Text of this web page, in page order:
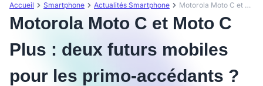
Accueil Smartphone Actualités Smartphone Motorola Moto C et Moto C Plus : deux futurs mobiles pour les primo-accédants ?
Motorola Moto C et Moto C
Plus : deux futurs mobiles
pour les primo-accédants ?